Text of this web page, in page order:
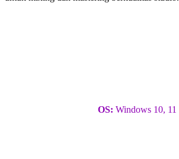
OS: Windows 10, 11